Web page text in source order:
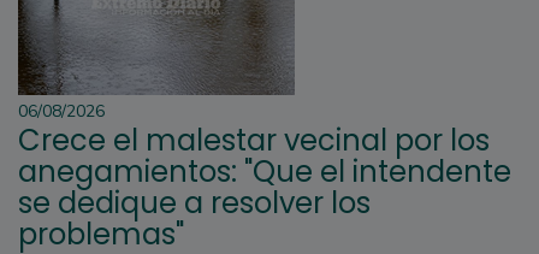
06/08/2026
Crece el malestar vecinal por los
anegamientos: "Que el intendente
se dedique a resolver los
problemas"